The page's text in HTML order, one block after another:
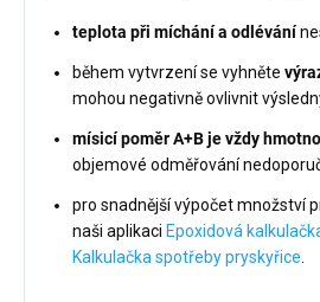
teplota při míchání a odlévání
během vytvrzení se vyhněte
mohou negativně ovlivnit
mísicí poměr A+B je vždy
objemové odměřování
pro snadnější výpočet množství
naši aplikaci Epoxidová
Kalkulačka spotřeby pryskyřice